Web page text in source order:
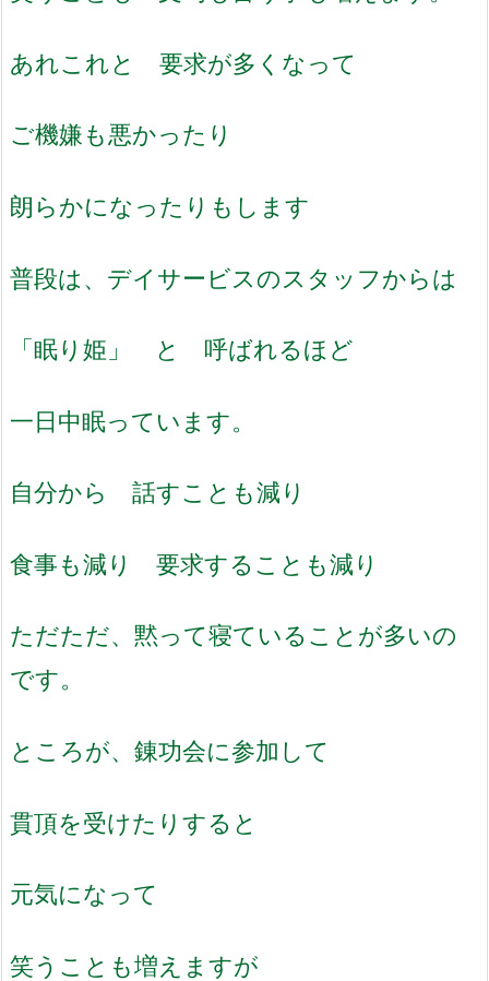
あれこれと 要求が多くなって
ご機嫌も悪かったり
朗らかになったりもします
普段は、デイサービスのスタッフからは
「眠り姫」 と 呼ばれるほど
一日中眠っています。
自分から 話すことも減り
食事も減り 要求することも減り
ただただ、黙って寝ていることが多いの
です。
ところが、錬功会に参加して
貫頂を受けたりすると
元気になって
笑うことも増えますが